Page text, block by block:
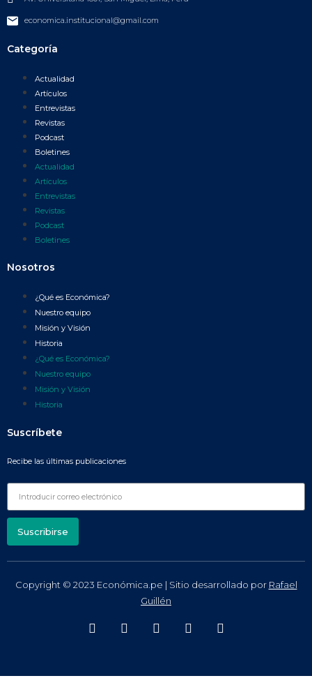
economica.institucional@gmail.com
Categoría
Actualidad
Artículos
Entrevistas
Revistas
Podcast
Boletines
Actualidad
Artículos
Entrevistas
Revistas
Podcast
Boletines
Nosotros
¿Qué es Económica?
Nuestro equipo
Misión y Visión
Historia
¿Qué es Económica?
Nuestro equipo
Misión y Visión
Historia
Suscríbete
Recibe las últimas publicaciones
Suscribirse
Copyright © 2023 Económica.pe | Sitio desarrollado por Rafael
Guillén